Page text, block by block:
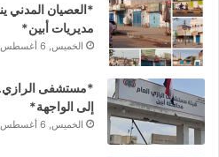
*العصيان المدني
مديريات أبين*
الخميس, 6 أغسطس 2026 - 11:34 م
*مستشفى الرازي..
إلى الواجهة*
الخميس, 6 أغسطس 2026 - 11:30 م